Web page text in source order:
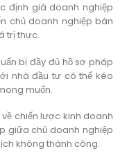
định giá doanh nghiệp
chủ doanh nghiệp bán
trị thực.
bị đầy đủ hồ sơ pháp
nhà đầu tư có thể kéo
muốn.
chiến lược kinh doanh
giữa chủ doanh nghiệp
không thành công.